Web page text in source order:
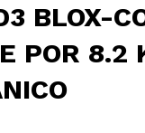
BLOX-
POR 8.2